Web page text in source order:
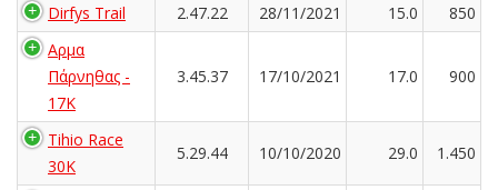
Dirfys Trail 2.47.22 28/11/2021 15.0
850
Αρμα
Πάρνηθας -
17K
3.45.37 17/10/2021 17.0 900
Tihio Race
30K
5.29.44 10/10/2020 29.0 1.450